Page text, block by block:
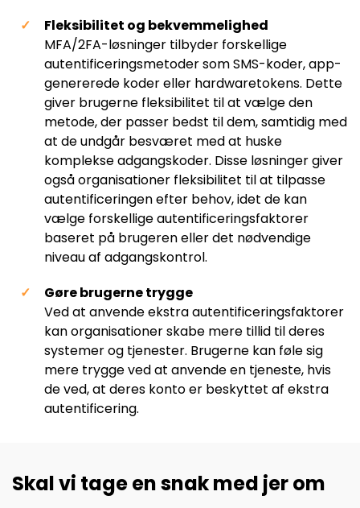
Fleksibilitet og bekvemmelighed
MFA/2FA-løsninger tilbyder forskellige
autentificeringsmetoder som SMS-koder, app-
genererede koder eller hardwaretokens. Dette
giver brugerne fleksibilitet til at vælge den
metode, der passer bedst til dem, samtidig med
at de undgår besværet med at huske
komplekse adgangskoder. Disse løsninger giver
også organisationer fleksibilitet til at tilpasse
autentificeringen efter behov, idet de kan
vælge forskellige autentificeringsfaktorer
baseret på brugeren eller det nødvendige
niveau af adgangskontrol.
Gøre brugerne trygge
Ved at anvende ekstra autentificeringsfaktorer
kan organisationer skabe mere tillid til deres
systemer og tjenester. Brugerne kan føle sig
mere trygge ved at anvende en tjeneste, hvis
de ved, at deres konto er beskyttet af ekstra
autentificering.
Skal vi tage en snak med jer om